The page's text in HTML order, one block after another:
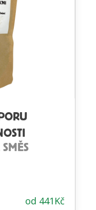
od 441 Kč